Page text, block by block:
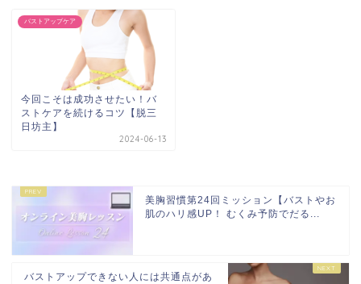
バストアップケア
今回こそは成功させたい！バ
ストケアを続けるコツ【脱三
日坊主】
2024-06-13
美胸習慣第24回ミッション【バストやお
肌のハリ感UP！ むくみ予防でだる...
バストアップできない人には共通点があ